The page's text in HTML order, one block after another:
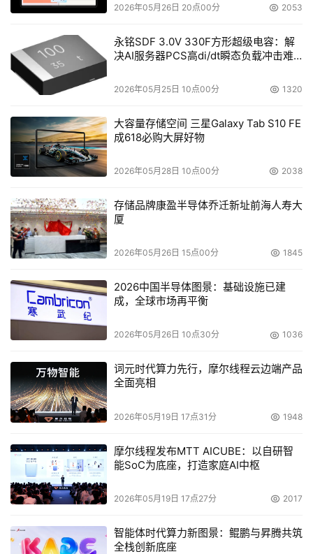
必须立刻下载一个名为Antispyware2008  online scanner
闭。但是，经毒霸反病毒工程师检查，它所谓的安全检查窗
口其实是个flash  动画文件，无论用户系统中是否有病毒，
它都会提示同样的信息。至于它要求用户下载的“杀毒软
◆“远程控制木马32768”  威胁级别：★
这个远程控制木马技术含量较低，但由于借助下载器传播，
近来传播量较高。病毒运行后拷贝自身到系统目
录%windows%system32下，文件名为ascec.exe。注册为
服务启动，服务名为“1”，描述则完全为空。用户如果发现
系统中有这样的进程，那很可能就是此毒。当成功启动后，
分端口，连接67.22*.1*6.1*6:1803这个由病毒作者指定的远
程服务器，等待黑客发出指令。由于该毒已经获得了系统最
高权限，黑客可以利用它完成任何想要的操作。运行结束
◆"Win32.FakeAlert.N"  威胁级别：★★
该病毒是一种特洛伊病毒，欺骗用户安装假的安全产品。它
Win32/FakeAlert.N  在%System%目录中可生成3个文
件：PHCPTRJ0EJD1.BMP，BLPHCPTRJ0EJD1.SCR，
LPHCPTRJ0EJD1.EXE。
二、针对以上病毒，51CTO安全频道建议广大用户：
2026年05月26日 20点00分 2053
永铭SDF 3.0V 330F方形超级电容：解
决AI服务器PCS高di/dt瞬态负载冲击难
2026年05月25日 10点00分 1320
大容量存储空间 三星Galaxy Tab S10 FE
成618必购大屏好物
2026年05月28日 10点00分 2038
存储品牌康盈半导体乔迁新址前海人寿大
厦
2026年05月26日 15点00分 1845
2026中国半导体图景：基础设施已建
成，全球市场再平衡
2026年05月26日 10点30分 1036
词元时代算力先行，摩尔线程云边端产品
全面亮相
2026年05月19日 17点31分 1948
摩尔线程发布MTT AICUBE：以自研智
能SoC为底座，打造家庭AI中枢
2026年05月19日 17点27分 2017
智能体时代算力新图景：鲲鹏与昇腾共筑
全栈创新底座